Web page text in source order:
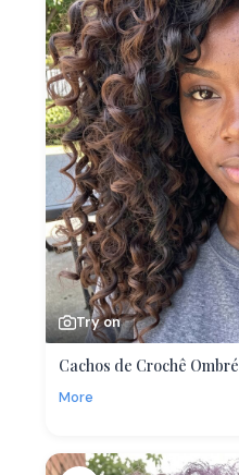
Try on
Cachos de Crochê Ombré
More